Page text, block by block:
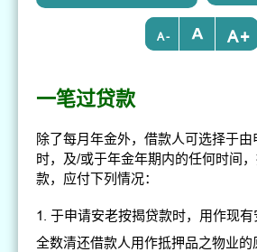
- +
一笔过贷款
除了每月年金外，借款人可选择于
时，及/或于年金年期内的任何时间
款，应付下列情况：
于申请安老按揭贷款时，用作现
全数清还借款人用作抵押品之物业的